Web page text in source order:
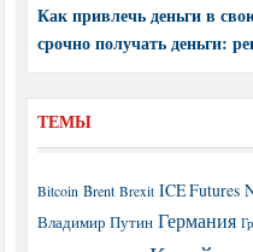
Как привлечь деньги в
срочно получать деньги:
ТЕМЫ
Bitcoin Brent Brexit ICE Futures
Владимир Путин Германия